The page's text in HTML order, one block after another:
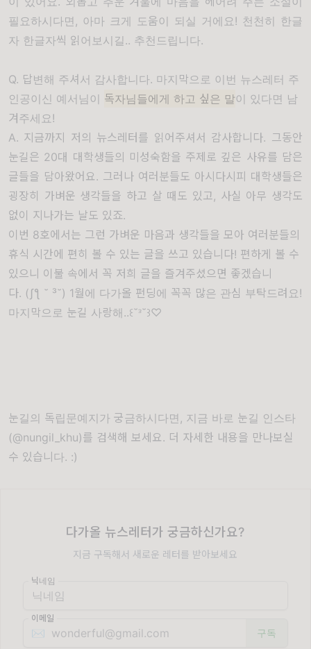
필요하시다면, 아마 크게 도움이 되실 거에요! 천천히 한글
자 한글자씩 읽어보시길.. 추천드립니다.
Q. 답변해 주셔서 감사합니다. 마지막으로 이번 뉴스레터 주
인공이신 예서님이 독자님들에게 하고 싶은 말이 있다면 남
겨주세요!
A. 지금까지 저의 뉴스레터를 읽어주셔서 감사합니다. 그동안
눈길은 20대 대학생들의 미성숙함을 주제로 깊은 사유를 담은
글들을 담아왔어요. 그러나 여러분들도 아시다시피 대학생들은
굉장히 가벼운 생각들을 하고 살 때도 있고, 사실 아무 생각도
없이 지나가는 날도 있죠.
이번 8호에서는 그런 가벼운 마음과 생각들을 모아 여러분들의
휴식 시간에 편히 볼 수 있는 글을 쓰고 있습니다! 편하게 볼 수
있으니 이불 속에서 꼭 저희 글을 즐겨주셨으면 좋겠습니
다. (ʃƪ ˘ ³˘) 1월에 다가올 펀딩에 꼭꼭 많은 관심 부탁드려요!
마지막으로 눈길 사랑해..꒰˘ᵌ˘꒱♡
눈길의 독립문예지가 궁금하시다면, 지금 바로 눈길 인스타
(@nungil_khu)를 검색해 보세요. 더 자세한 내용을 만나보실
수 있습니다. :)
다가올 뉴스레터가 궁금하신가요?
지금 구독해서 새로운 레터를 받아보세요
닉네임
이메일
✉️